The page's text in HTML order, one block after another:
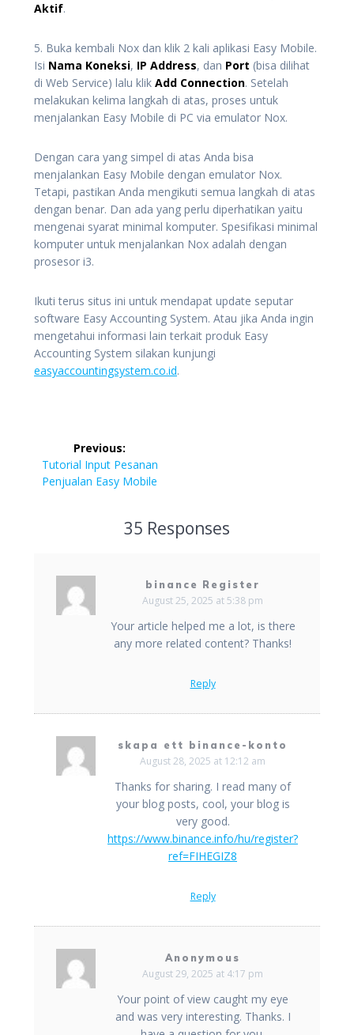
Aktif.
5. Buka kembali Nox dan klik 2 kali aplikasi Easy Mobile.
Isi Nama Koneksi, IP Address, dan Port (bisa dilihat
di Web Service) lalu klik Add Connection. Setelah
melakukan kelima langkah di atas, proses untuk
menjalankan Easy Mobile di PC via emulator Nox.
Dengan cara yang simpel di atas Anda bisa
menjalankan Easy Mobile dengan emulator Nox.
Tetapi, pastikan Anda mengikuti semua langkah di atas
dengan benar. Dan ada yang perlu diperhatikan yaitu
mengenai syarat minimal komputer. Spesifikasi minimal
komputer untuk menjalankan Nox adalah dengan
prosesor i3.
Ikuti terus situs ini untuk mendapat update seputar
software Easy Accounting System. Atau jika Anda ingin
mengetahui informasi lain terkait produk Easy
Accounting System silakan kunjungi
easyaccountingsystem.co.id.
navigation
Previous:
Previous
post:
Tutorial Input Pesanan
Penjualan Easy Mobile
35 Responses
binance Register
August 25, 2025 at 5:38 pm
Your article helped me a lot, is there
any more related content? Thanks!
Reply
skapa ett binance-konto
August 28, 2025 at 12:12 am
Thanks for sharing. I read many of
your blog posts, cool, your blog is
very good.
https://www.binance.info/hu/register?
ref=FIHEGIZ8
Reply
Anonymous
August 29, 2025 at 4:17 pm
Your point of view caught my eye
and was very interesting. Thanks. I